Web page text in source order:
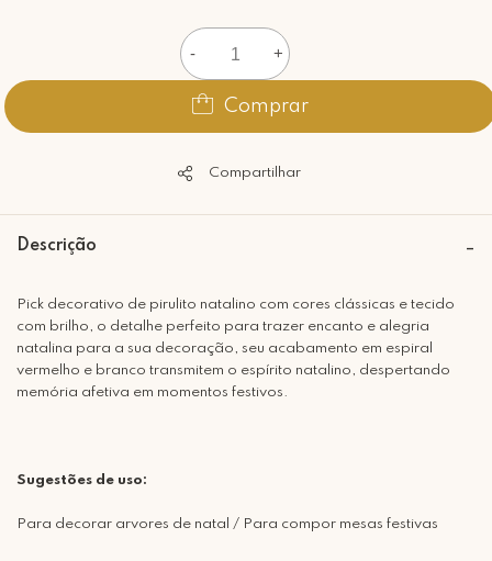
- +
Comprar
Compartilhar
Descrição
Pick decorativo de pirulito natalino com cores clássicas e tecido
com brilho, o detalhe perfeito para trazer encanto e alegria
natalina para a sua decoração, seu acabamento em espiral
vermelho e branco transmitem o espírito natalino, despertando
memória afetiva em momentos festivos.
Sugestões de uso:
Para decorar arvores de natal / Para compor mesas festivas